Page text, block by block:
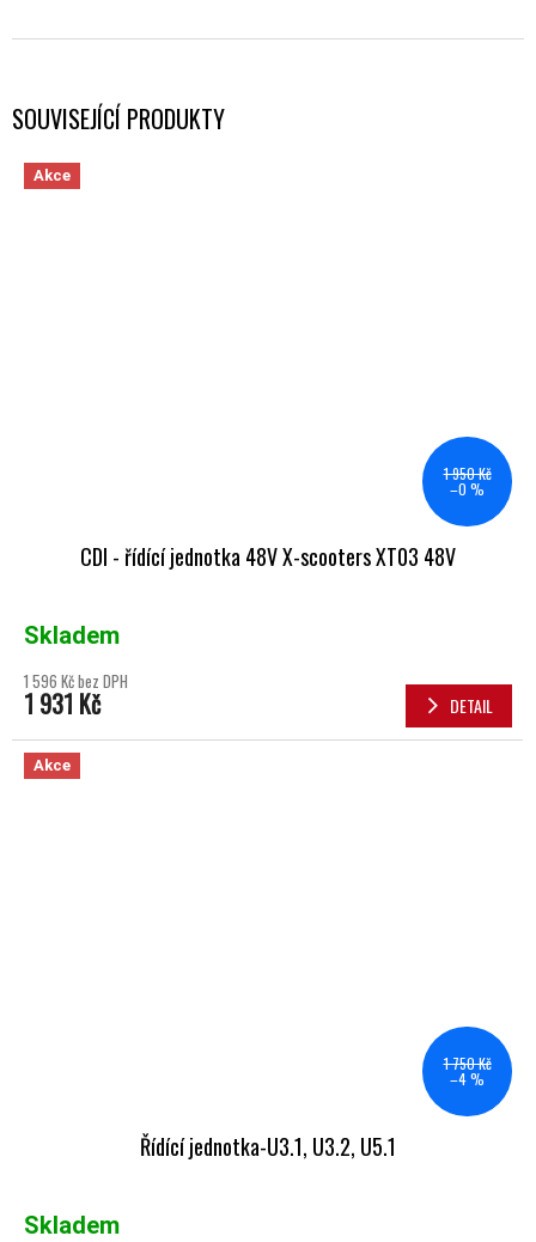
SOUVISEJÍCÍ PRODUKTY
Akce
1 950 Kč
–0 %
CDI - řídící jednotka 48V X-scooters XT03 48V
Skladem
1 596 Kč bez DPH
1 931 Kč DETAIL
Akce
1 750 Kč
–4 %
Řídící jednotka-U3.1, U3.2, U5.1
Skladem